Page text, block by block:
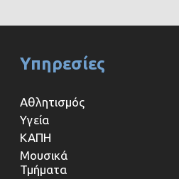
Υπηρεσίες
Αθλητισμός
Υγεία
ΚΑΠΗ
Μουσικά
Τμήματα